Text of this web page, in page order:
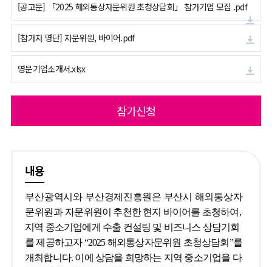
[공고문] 「2025 해외통상자문위원 초청상담회」 참가기업 모집 .pdf
[참가자 명단] 자문위원, 바이어.pdf
영문기업소개서.xlsx
참가신청
내용
부산광역시와 부산경제진흥원은 부산시 해외통상자
문위원과 자문위원이 추천한 현지 바이어를 초청하여 ,
지역 중소기업에게 수출 컨설팅 및 비즈니스 상담기회
를 제공하고자“2025해외통상자문위원 초청상담회 ”를
개최합니다. 이에 상담을 희망하는 지역 중소기업을 다
지원사업공고 지원사업공고